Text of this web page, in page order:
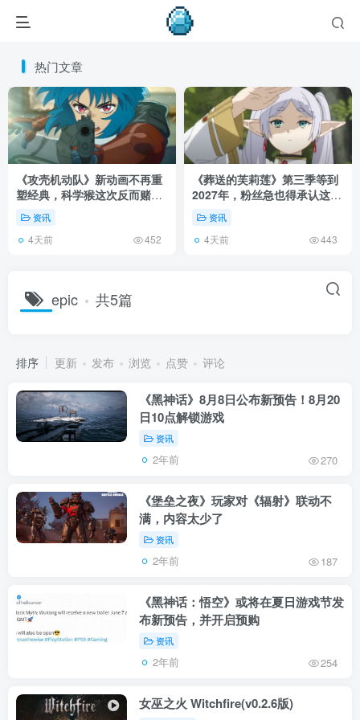
热门文章
《攻壳机动队》新动画不再重
塑经典，科学猴这次反而赌对
了！资讯
4天前 452
《葬送的芙莉莲》第三季等到
2027年，粉丝急也得承认这次
慢得有道理！
资讯
4天前 443
epic 共5篇
排序 更新 发布 浏览 点赞 评论
《黑神话》8月8日公布新预告！8月20
日10点解锁游戏
资讯
2年前 270
《堡垒之夜》玩家对《辐射》联动不
满，内容太少了
资讯
2年前 187
《黑神话：悟空》或将在夏日游戏节发
布新预告，并开启预购
资讯
2年前 254
女巫之火 Witchfire(v0.2.6版)